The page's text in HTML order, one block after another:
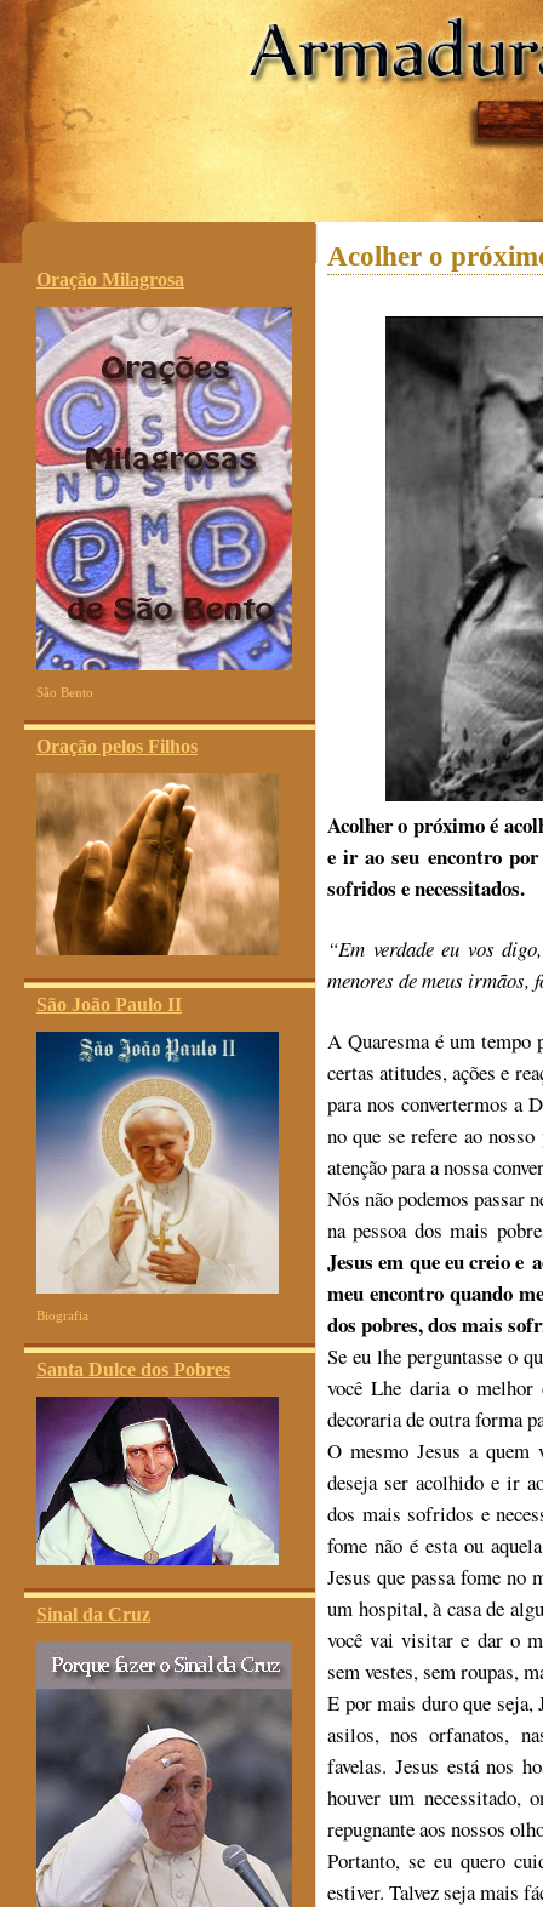
.
Oração Milagrosa
São Bento
Oração pelos Filhos
São João Paulo II
Biografia
Santa Dulce dos Pobres
Sinal da Cruz
Acolher o
Acolher o próximo é
e ir ao seu encontro
sofridos e necessitados.
“Em verdade eu vos
menores de meus irmãos,
A Quaresma é um tempo
certas atitudes, ações e
para nos convertermos a
no que se refere ao
atenção para a nossa
Nós não podemos passar
na pessoa dos mais
Jesus em que eu creio e
meu encontro quando
dos pobres, dos mais
Se eu lhe perguntasse o
você Lhe daria o
decoraria de outra forma
O mesmo Jesus a quem
deseja ser acolhido e ir
dos mais sofridos e
fome não é esta ou
Jesus que passa fome no
um hospital, à casa de
você vai visitar e dar o
sem vestes, sem roupas,
E por mais duro que seja,
asilos, nos orfanatos,
favelas. Jesus está nos
houver um necessitado,
repugnante aos nossos
Portanto, se eu quero
estiver. Talvez seja mais